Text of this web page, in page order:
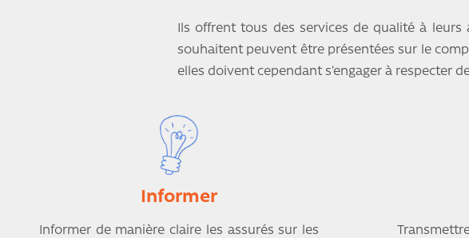
Ils offrent tous des services de qualité à
souhaitent peuvent être présentées sur le
elles doivent cependant s’engager à respecter
Informer
Informer de manière claire les assurés sur les